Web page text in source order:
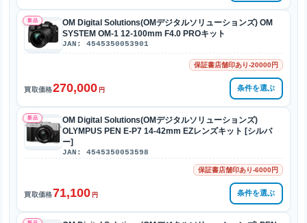
新品
OM Digital Solutions(OMデジタルソリューションズ) OM
SYSTEM OM-1 12-100mm F4.0 PROキット
JAN: 4545350053901
保証書店舗印あり-20000円
買取価格270,000 円 条件を選ぶ
新品
OM Digital Solutions(OMデジタルソリューションズ)
OLYMPUS PEN E-P7 14-42mm EZレンズキット [シルバ
ー]
JAN: 4545350053598
保証書店舗印あり-6000円
買取価格71,100 円 条件を選ぶ